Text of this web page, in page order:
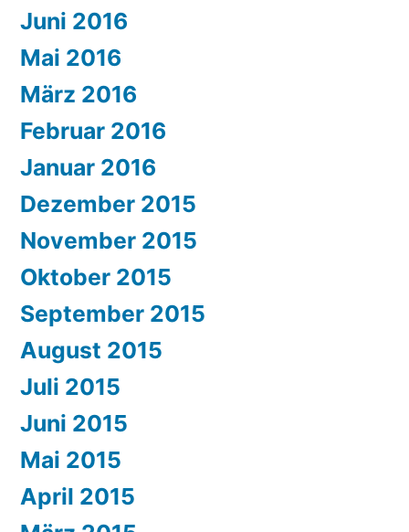
Juni 2016
Mai 2016
März 2016
Februar 2016
Januar 2016
Dezember 2015
November 2015
Oktober 2015
September 2015
August 2015
Juli 2015
Juni 2015
Mai 2015
April 2015